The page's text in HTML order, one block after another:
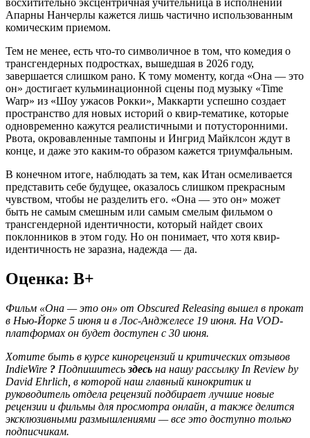
Апарны Нанчерлы кажется лишь частично использованным
комическим приемом.
Тем не менее, есть что-то символичное в том, что комедия о
трансгендерных подростках, вышедшая в 2026 году,
завершается слишком рано. К тому моменту, когда «Она — это
он» достигает кульминационной сцены под музыку «Time
Warp» из «Шоу ужасов Рокки», Маккарти успешно создает
пространство для новых историй о квир-тематике, которые
одновременно кажутся реалистичными и потусторонними.
Рвота, окровавленные тампоны и Ингрид Майклсон ждут в
конце, и даже это каким-то образом кажется триумфальным.
В конечном итоге, наблюдать за тем, как Итан осмеливается
представить себе будущее, оказалось слишком прекрасным
чувством, чтобы не разделить его. «Она — это он» может
быть не самым смешным или самым смелым фильмом о
трансгендерной идентичности, который найдет своих
поклонников в этом году. Но он понимает, что хотя квир-
идентичность не заразна, надежда — да.
Оценка: B+
Фильм «Она — это он» от Obscured Releasing вышел в прокат
в Нью-Йорке 5 июня и в Лос-Анджелесе 19 июня. На VOD-
платформах он будет доступен с 30 июня.
Хотите быть в курсе кинорецензий и критических отзывов
IndieWire ? Подпишитесь здесь на нашу рассылку In Review by
David Ehrlich, в которой наш главный кинокритик и
руководитель отдела рецензий подбирает лучшие новые
рецензии и фильмы для просмотра онлайн, а также делится
эксклюзивными размышлениями — все это доступно только
подписчикам.